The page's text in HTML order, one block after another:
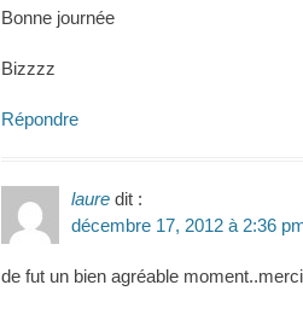
Bonne journée
Bizzzz
Répondre
laure dit :
décembre 17, 2012 à 2:36
de fut un bien agréable